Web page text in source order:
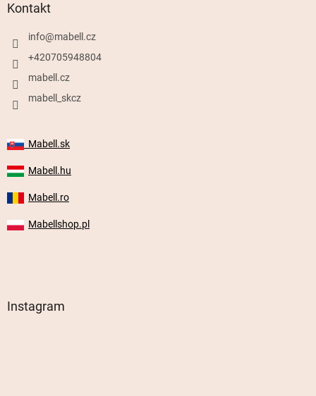
Kontakt
info@mabell.cz
+420705948804
mabell.cz
mabell_skcz
Mabell.sk
Mabell.hu
Mabell.ro
Mabellshop.pl
Instagram